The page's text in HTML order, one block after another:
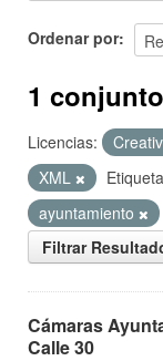
Ordenar por
1
Licencias:
XML
ayuntamiento
Filtrar
Cámaras
Calle 30